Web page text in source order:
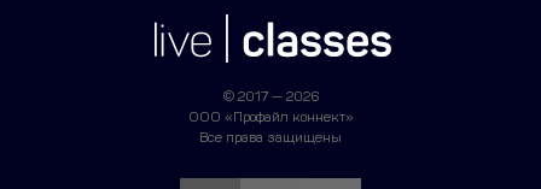
© 2017 — 2026
ООО «Профайл коннект»
Все права защищены